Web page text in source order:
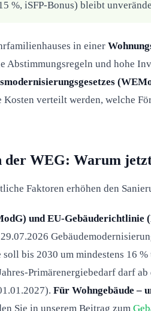
%, iSFP-Bonus) bleibt
in einer
Abstimmungsregeln und hohe
verteilt werden, welche
der WEG: Warum
Faktoren erhöhen den
und EU-Gebäuderichtlinie
bis 2030 um mindestens 16
Primärenergiebedarf darf
Für Wohngebäude –
Sie in unserem Beitrag zum